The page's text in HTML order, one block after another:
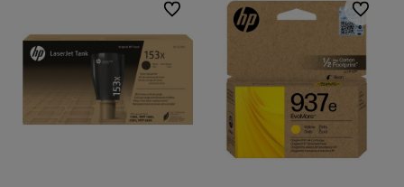
Do ulubionych Do